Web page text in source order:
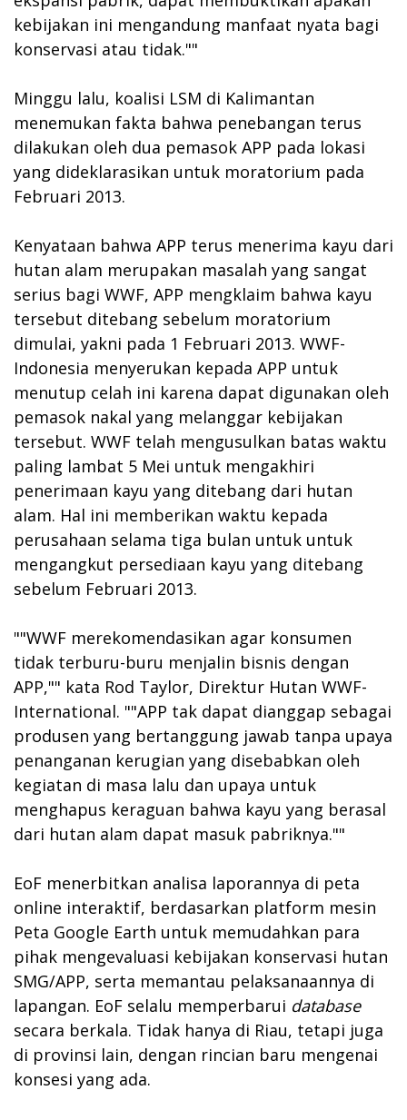
kebijakan ini mengandung manfaat nyata bagi
konservasi atau tidak.""
Minggu lalu, koalisi LSM di Kalimantan
menemukan fakta bahwa penebangan terus
dilakukan oleh dua pemasok APP pada lokasi
yang dideklarasikan untuk moratorium pada
Februari 2013.
Kenyataan bahwa APP terus menerima kayu dari
hutan alam merupakan masalah yang sangat
serius bagi WWF, APP mengklaim bahwa kayu
tersebut ditebang sebelum moratorium
dimulai, yakni pada 1 Februari 2013. WWF-
Indonesia menyerukan kepada APP untuk
menutup celah ini karena dapat digunakan oleh
pemasok nakal yang melanggar kebijakan
tersebut. WWF telah mengusulkan batas waktu
paling lambat 5 Mei untuk mengakhiri
penerimaan kayu yang ditebang dari hutan
alam. Hal ini memberikan waktu kepada
perusahaan selama tiga bulan untuk untuk
mengangkut persediaan kayu yang ditebang
sebelum Februari 2013.
""WWF merekomendasikan agar konsumen
tidak terburu-buru menjalin bisnis dengan
APP,"" kata Rod Taylor, Direktur Hutan WWF-
International. ""APP tak dapat dianggap sebagai
produsen yang bertanggung jawab tanpa upaya
penanganan kerugian yang disebabkan oleh
kegiatan di masa lalu dan upaya untuk
menghapus keraguan bahwa kayu yang berasal
dari hutan alam dapat masuk pabriknya.""
EoF menerbitkan analisa laporannya di peta
online interaktif, berdasarkan platform mesin
Peta Google Earth untuk memudahkan para
pihak mengevaluasi kebijakan konservasi hutan
SMG/APP, serta memantau pelaksanaannya di
lapangan. EoF selalu memperbarui database
secara berkala. Tidak hanya di Riau, tetapi juga
di provinsi lain, dengan rincian baru mengenai
konsesi yang ada.